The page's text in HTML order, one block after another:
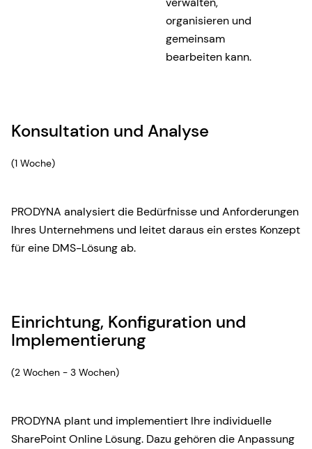
organisieren und
gemeinsam
bearbeiten kann.
Konsultation und Analyse
(1 Woche)
PRODYNA analysiert die Bedürfnisse und Anforderungen
Ihres Unternehmens und leitet daraus ein erstes Konzept
für eine DMS-Lösung ab.
Einrichtung, Konfiguration und
Implementierung
(2 Wochen - 3 Wochen)
PRODYNA plant und implementiert Ihre individuelle
SharePoint Online Lösung. Dazu gehören die Anpassung